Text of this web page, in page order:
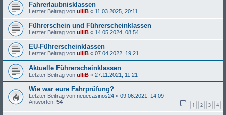
Fahrerlaubnisklassen
Letzter Beitrag von ulliB « 11.03.2025, 20:11
Führerschein und Führerscheinklassen
Letzter Beitrag von ulliB « 14.05.2024, 08:54
EU-Führerscheinklassen
Letzter Beitrag von ulliB « 07.04.2022, 19:21
Aktuelle Führerscheinklassen
Letzter Beitrag von ulliB « 27.11.2021, 11:21
Wie war eure Fahrprüfung?
Letzter Beitrag von neuecasinos24 « 09.06.2021, 14:09
Antworten: 54 1 2 3 4